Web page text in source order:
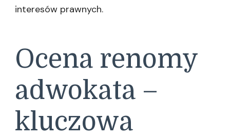
interesów prawnych.
Ocena renomy
adwokata –
kluczowa